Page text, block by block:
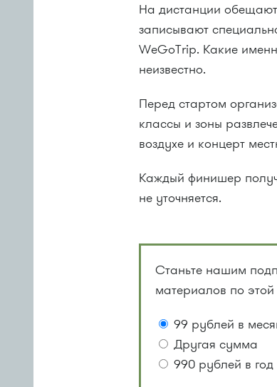
На дистанции
записывают
WeGoTrip. Какие
неизвестно.
Перед стартом
классы и зоны
воздухе и концерт
Каждый финишер
не уточняется.
Станьте нашим
материалов по этой
99 рублей в
Другая сумма
990 рублей в год